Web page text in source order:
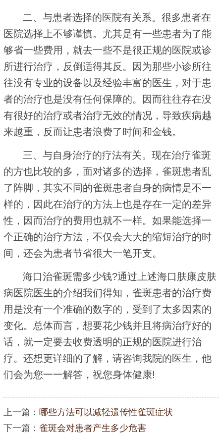
二、与患者选择的医院有关系。很多患者在
医院选择上不够谨慎。尤其是有一些患者为了能
够省一些费用，就去一些不是很正规的医院或诊
所进行治疗，反倒适得其反。因为那些小诊所往
往没有专业的设备以及经验丰富的医生，对于患
者的治疗也是没有任何保障的。因而往往存在没
有很好的治疗或者治疗无效的情况，导致疾病越
来越重，反而让患者浪费了时间和金钱。
三、与自身治疗的疗法有关。现在治疗雀斑
的方也比较的多，面对诸多的选择，雀斑患者乱
了阵脚，其实不同的雀斑患者自身的病情是不一
样的，因此在治疗的方法上也是存在一定的差异
性，因而治疗的费用也就不一样。如果能选择一
个正确的治疗方法，不仅会大大的缩短治疗的时
间，还会为患者节省很大一笔开支。
海口治雀斑需多少钱?通过上述海口肤康皮肤
病医院医生的介绍我们得知，雀斑患者的治疗费
用是没有一个准确的数字的，受到了太多因素的
变化。总体而言，想要花少钱并且将病治疗好的
话，就一定要去收费透明的正规的医院进行治
疗。还想更详细的了解，请咨询我院的医生，他
们会为您一一解答，祝您身体健康!
上一篇： 哪些方法可以减轻遗传性雀斑症状
下一篇： 雀斑会对患者产生多少危害